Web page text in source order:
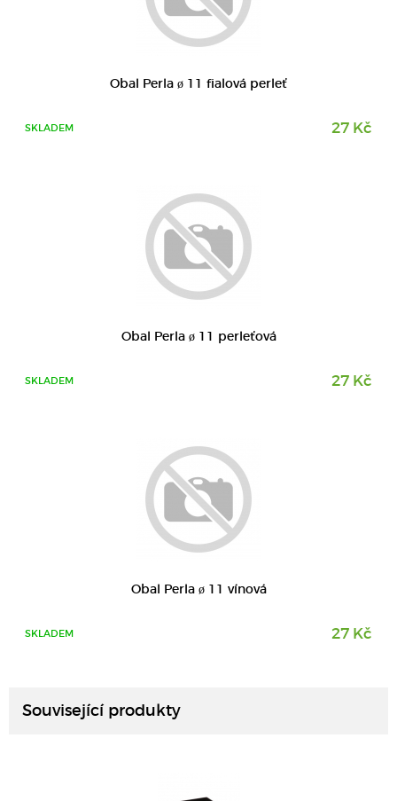
Obal Perla ø 11 fialová perleť
SKLADEM 27 Kč
Obal Perla ø 11 perleťová
SKLADEM 27 Kč
Obal Perla ø 11 vínová
SKLADEM 27 Kč
Související produkty